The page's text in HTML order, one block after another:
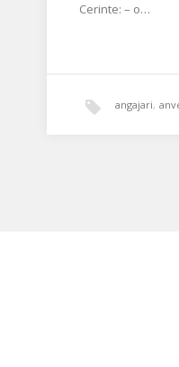
Cerinte: – o…
angajari,